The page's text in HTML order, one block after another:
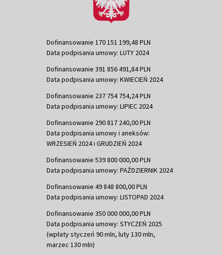
Dofinansowanie 170 151 199,48 PLN
Data podpisania umowy: LUTY 2024
Dofinansowanie 391 856 491,84 PLN
Data podpisania umowy: KWIECIEŃ 2024
Dofinansowanie 237 754 754,24 PLN
Data podpisania umowy: LIPIEC 2024
Dofinansowanie 290 817 240,00 PLN
Data podpisania umowy i aneksów:
WRZESIEŃ 2024 i GRUDZIEŃ 2024
Dofinansowanie 539 800 000,00 PLN
Data podpisania umowy: PAŹDZIERNIK 2024
Dofinansowanie 49 848 800,00 PLN
Data podpisania umowy: LISTOPAD 2024
Dofinansowanie 350 000 000,00 PLN
Data podpisania umowy: STYCZEŃ 2025
(wpłaty styczeń 90 mln, luty 130 mln,
marzec 130 mln)